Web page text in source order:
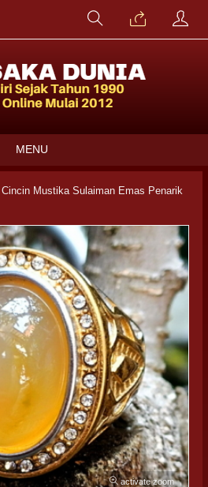
MENU
Cincin Mustika Sulaiman Emas Penarik
activate zoom